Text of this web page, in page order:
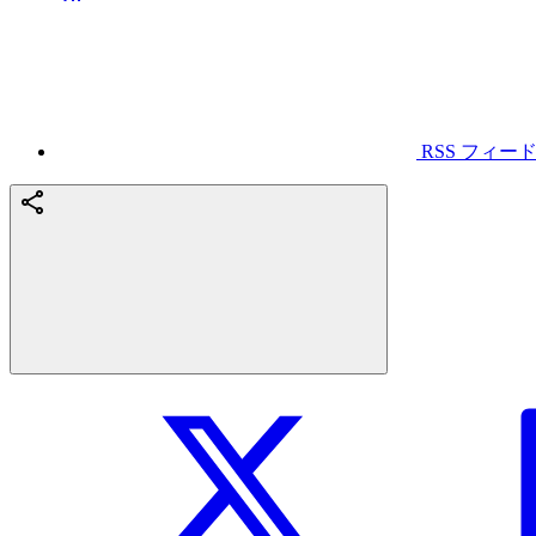
RSS フィード